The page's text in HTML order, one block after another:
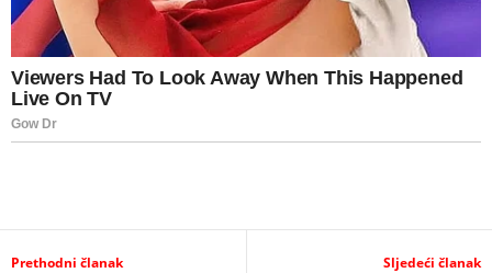
Prethodni članak Sljedeći članak